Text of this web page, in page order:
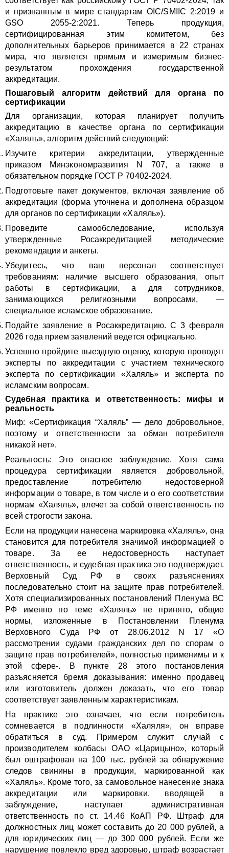
и признанным в мире стандартам OIC/SMIIC 2:2019 и
GSO 2055-2:2021. Теперь продукция,
сертифицированная этим комитетом, без
дополнительных барьеров принимается в 22 странах
мира, что является прямым и измеримым бизнес-
результатом прохождения государственной
аккредитации.
Пошаговый алгоритм действий для органа по
сертификации
Для организации, которая планирует получить
аккредитацию в качестве органа по сертификации
«Халяль», алгоритм действий следующий:
Изучите критерии аккредитации, утвержденные
приказом Минэкономразвития N 707, а также в
обязательном порядке ГОСТ Р 70402-2024.
Подготовьте пакет документов, включая заявление об
аккредитации (форма уточнена и дополнена образцом
для органов по сертификации «Халяль»).
Проведите самообследование, используя
утвержденные Росаккредитацией методические
рекомендации и анкеты.
Убедитесь, что ваш персонал соответствует
требованиям: наличие высшего образования, опыт
работы в сертификации, а для сотрудников,
занимающихся религиозными вопросами, —
специальное исламское образование.
Подайте заявление в Росаккредитацию. С 3 февраля
2026 года прием заявлений ведется официально.
Успешно пройдите выездную оценку, которую проводят
эксперты по аккредитации с участием технического
эксперта по сертификации «Халяль» и эксперта по
исламским вопросам.
Судебная практика и ответственность: мифы и
реальность
Миф: «Сертификация “Халяль” — дело добровольное,
поэтому и ответственности за обман потребителя
никакой нет».
Реальность: Это опасное заблуждение. Хотя сама
процедура сертификации является добровольной,
предоставление потребителю недостоверной
информации о товаре, в том числе и о его соответствии
нормам «Халяль», влечет за собой ответственность по
всей строгости закона.
Если на продукции нанесена маркировка «Халяль», она
становится для потребителя значимой информацией о
товаре. За ее недостоверность наступает
ответственность, и судебная практика это подтверждает.
Верховный Суд РФ в своих разъяснениях
последовательно стоит на защите прав потребителей.
Хотя специализированных постановлений Пленума ВС
РФ именно по теме «Халяль» не принято, общие
нормы, изложенные в Постановлении Пленума
Верховного Суда РФ от 28.06.2012 N 17 «О
рассмотрении судами гражданских дел по спорам о
защите прав потребителей», полностью применимы и к
этой сфере-. В пункте 28 этого постановления
разъясняется бремя доказывания: именно продавец
или изготовитель должен доказать, что его товар
соответствует заявленным характеристикам.
На практике это означает, что если потребитель
сомневается в подлинности «Халяля», он вправе
обратиться в суд. Примером служит случай с
производителем колбасы ОАО «Царицыно», который
был оштрафован на 100 тыс. рублей за обнаружение
следов свинины в продукции, маркированной как
«Халяль». Кроме того, за самовольное нанесение знака
аккредитации или маркировки, вводящей в
заблуждение, наступает административная
ответственность по ст. 14.46 КоАП РФ. Штраф для
должностных лиц может составить до 20 000 рублей, а
для юридических лиц — до 300 000 рублей. Если же
нарушение повлекло вред здоровью, штраф возрастает